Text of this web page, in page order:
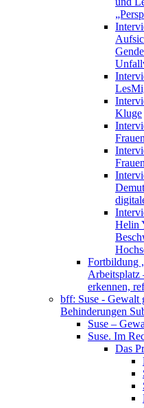
Kluge
Helin
Fortbildung
Arbeitsplatz
erkennen,
bff: Suse - Gewalt
Behinderungen
Suse –
Suse. Im
Das